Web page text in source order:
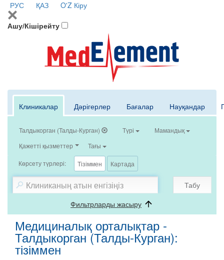
РУС ҚАЗ O'Z Кіру
Ашу/Кішірейту
Клиникалар Дәрігерлер Бағалар Науқандар
Талдыкорган (Талды-Курган) Түрі
Мамандық
Қажетті қызметтер
Тағы
Көрсету түрлері: Тізіммен Картада
Табу
Фильтрларды жасыру
Медициналық орталықтар -
Талдыкорган (Талды-Курган):
тізіммен